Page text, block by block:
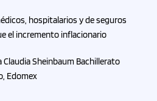
hospitalarios y de seguros
el incremento inflacionario
Sheinbaum Bachillerato
Edomex